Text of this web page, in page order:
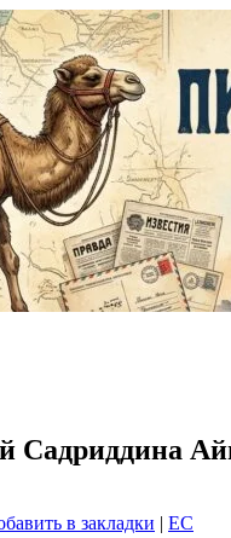
Садриддина
в закладки | EC